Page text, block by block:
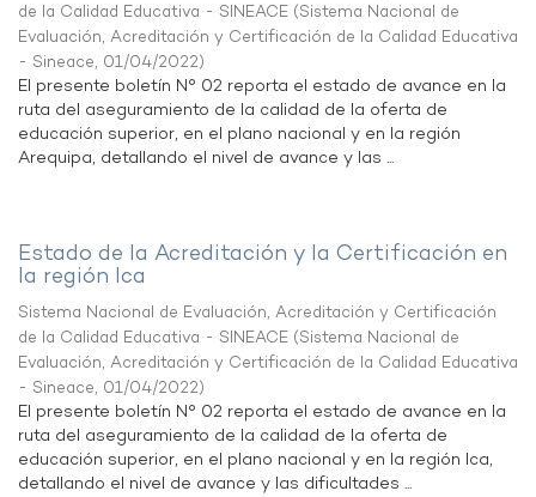
de la Calidad Educativa - SINEACE (Sistema Nacional de
Evaluación, Acreditación y Certificación de la Calidad Educativa
- Sineace, 01/04/2022)
El presente boletín N° 02 reporta el estado de avance en la
ruta del aseguramiento de la calidad de la oferta de
educación superior, en el plano nacional y en la región
Arequipa, detallando el nivel de avance y las ...
Estado de la Acreditación y la Certificación en
la región Ica
Sistema Nacional de Evaluación, Acreditación y Certificación
de la Calidad Educativa - SINEACE (Sistema Nacional de
Evaluación, Acreditación y Certificación de la Calidad Educativa
- Sineace, 01/04/2022)
El presente boletín N° 02 reporta el estado de avance en la
ruta del aseguramiento de la calidad de la oferta de
educación superior, en el plano nacional y en la región Ica,
detallando el nivel de avance y las dificultades ...